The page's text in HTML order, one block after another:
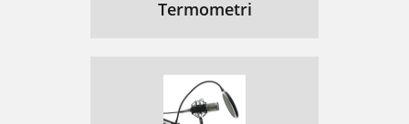
Termometri